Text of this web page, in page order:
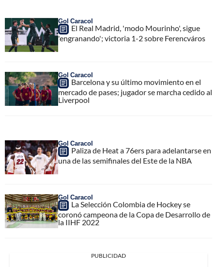
Gol Caracol
El Real Madrid, 'modo Mourinho', sigue
'engranando'; victoria 1-2 sobre Ferencváros
Gol Caracol
Barcelona y su último movimiento en el
mercado de pases; jugador se marcha cedido al
Liverpool
Gol Caracol
Paliza de Heat a 76ers para adelantarse en
una de las semifinales del Este de la NBA
Gol Caracol
La Selección Colombia de Hockey se
coronó campeona de la Copa de Desarrollo de
la IIHF 2022
PUBLICIDAD